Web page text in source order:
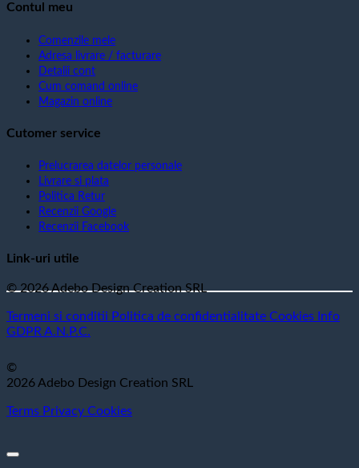
Contul meu
Comenzile mele
Adresa livrare / facturare
Detalii cont
Cum comand online
Magazin online
Cutomer service
Prelucrarea datelor personale
Livrare si plata
Politica Retur
Recenzii Google
Recenzii Facebook
Link-uri utile
© 2026 Adebo Design Creation SRL
Termeni si conditii Politica de confidentialitate Cookies Info
GDPR A.N.P.C.
©
2026 Adebo Design Creation SRL
Terms Privacy Cookies